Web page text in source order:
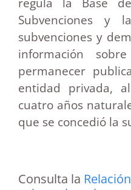
Subvenciones y
subvenciones y
información
permanecer
entidad privada,
cuatro años
que se concedió la
Consulta la